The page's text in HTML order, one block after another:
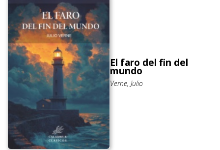
El faro del fin del
mundo
Verne, Julio